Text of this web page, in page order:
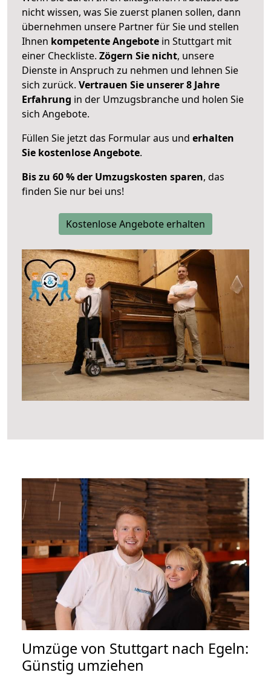
nicht wissen, was Sie zuerst planen sollen, dann
übernehmen unsere Partner für Sie und stellen
Ihnen kompetente Angebote in Stuttgart mit
einer Checkliste. Zögern Sie nicht, unsere
Dienste in Anspruch zu nehmen und lehnen Sie
sich zurück. Vertrauen Sie unserer 8 Jahre
Erfahrung in der Umzugsbranche und holen Sie
sich Angebote.
Füllen Sie jetzt das Formular aus und erhalten
Sie kostenlose Angebote.
Bis zu 60 % der Umzugskosten sparen, das
finden Sie nur bei uns!
Kostenlose Angebote erhalten
Umzüge von Stuttgart nach Egeln:
Günstig umziehen